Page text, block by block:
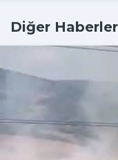
Diğer Haberler